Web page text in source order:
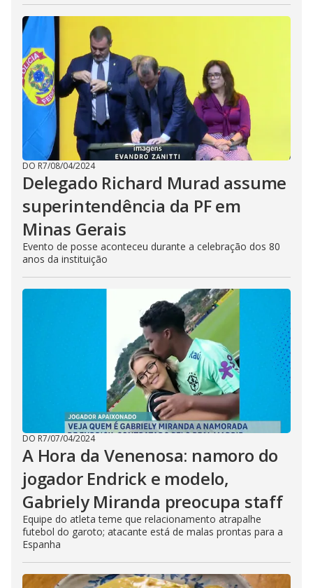
DO R7/08/04/2024
Delegado Richard Murad assume
superintendência da PF em
Minas Gerais
Evento de posse aconteceu durante a celebração dos 80
anos da instituição
DO R7/07/04/2024
A Hora da Venenosa: namoro do
jogador Endrick e modelo,
Gabriely Miranda preocupa staff
Equipe do atleta teme que relacionamento atrapalhe
futebol do garoto; atacante está de malas prontas para a
Espanha